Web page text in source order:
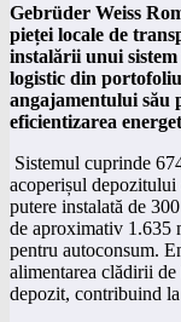
Gebrüder Weiss
pieței locale de
instalării unui
logistic din
angajamentului său
eficientizarea
Sistemul cuprinde
acoperișul
putere instalată de
de aproximativ 1.635
pentru autoconsum.
alimentarea clădirii
depozit, contribuind